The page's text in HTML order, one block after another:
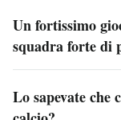
Un fortissimo
squadra forte di
Lo sapevate che